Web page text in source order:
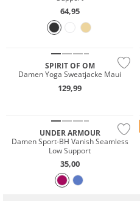
64,95
SPIRIT OF OM
Damen Yoga Sweatjacke Maui
129,99
UNDER ARMOUR
Damen Sport-BH Vanish Seamless
Low Support
35,00